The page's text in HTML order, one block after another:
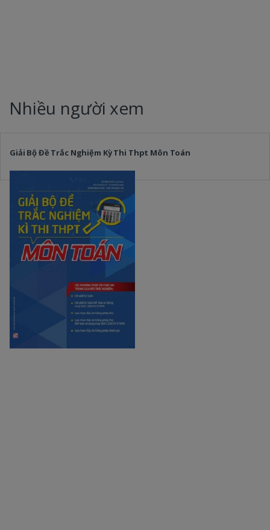
Nhiều người xem
Giải Bộ Đề Trắc Nghiệm Kỳ Thi Thpt Môn Toán